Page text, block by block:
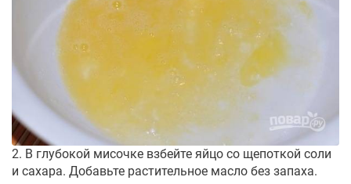
2. В глубокой мисочке взбейте яйцо со щепоткой соли
и сахара. Добавьте растительное масло без запаха.